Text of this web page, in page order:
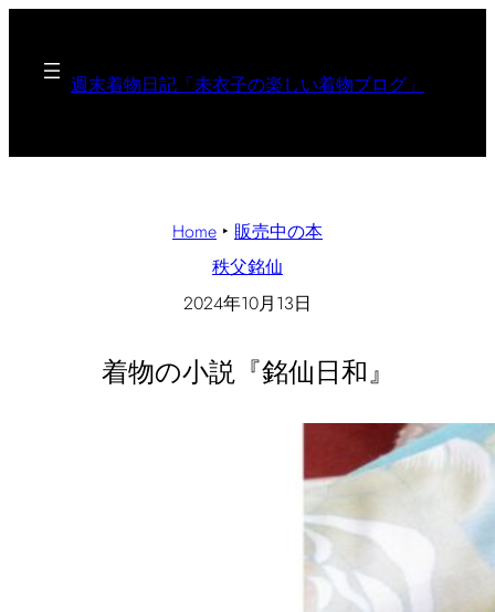
週末着物日記「未衣子の楽しい着物ブログ」
Home ‣ 販売中の本
秩父銘仙
2024年10月13日
着物の小説『銘仙日和』